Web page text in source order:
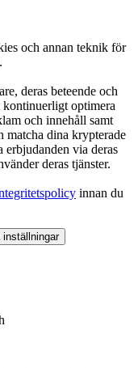
och annan teknik för
deras beteende och
kontinuerligt optimera
och innehåll samt
matcha dina krypterade
erbjudanden via deras
deras tjänster.
innan du
inställningar